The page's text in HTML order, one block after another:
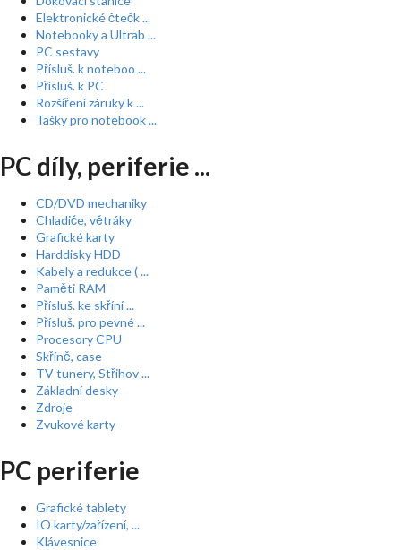
Elektronické čtečk ...
Notebooky a Ultrab ...
PC sestavy
Přísluš. k noteboo ...
Přísluš. k PC
Rozšíření záruky k ...
Tašky pro notebook ...
PC díly, periferie ...
CD/DVD mechaniky
Chladiče, větráky
Grafické karty
Harddisky HDD
Kabely a redukce ( ...
Paměti RAM
Přísluš. ke skříní ...
Přísluš. pro pevné ...
Procesory CPU
Skříně, case
TV tunery, Střihov ...
Základní desky
Zdroje
Zvukové karty
PC periferie
Grafické tablety
IO karty/zařízení, ...
Klávesnice